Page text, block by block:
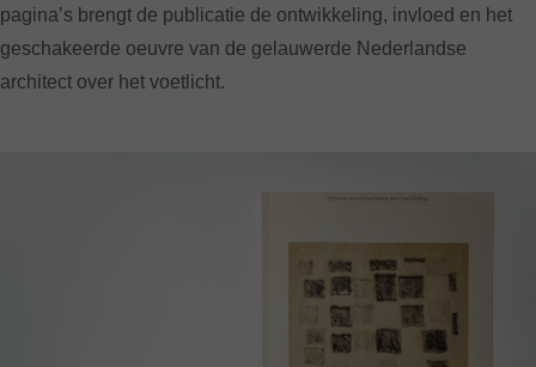
pagina’s brengt de publicatie de ontwikkeling, invloed en het
geschakeerde oeuvre van de gelauwerde Nederlandse
architect over het voetlicht.